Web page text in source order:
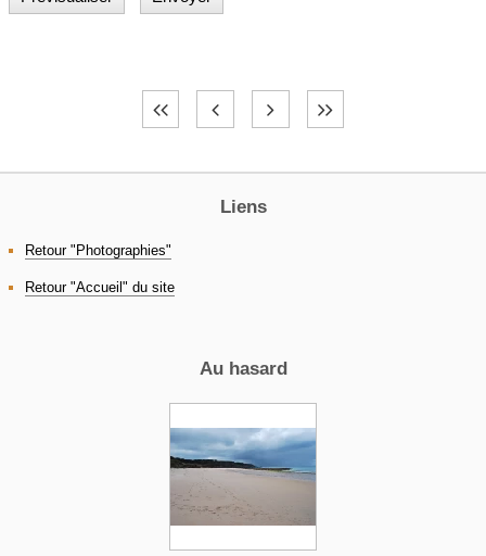
Liens
Retour "Photographies"
Retour "Accueil" du site
Au hasard